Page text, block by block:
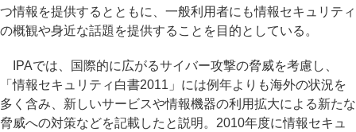
つ情報を提供するとともに、一般利用者にも情報セキュリティ
の概観や身近な話題を提供することを目的としている。
IPAでは、国際的に広がるサイバー攻撃の脅威を考慮し、
「情報セキュリティ白書2011」には例年よりも海外の状況を
多く含み、新しいサービスや情報機器の利用拡大による新たな
脅威への対策などを記載したと説明。2010年度に情報セキュ